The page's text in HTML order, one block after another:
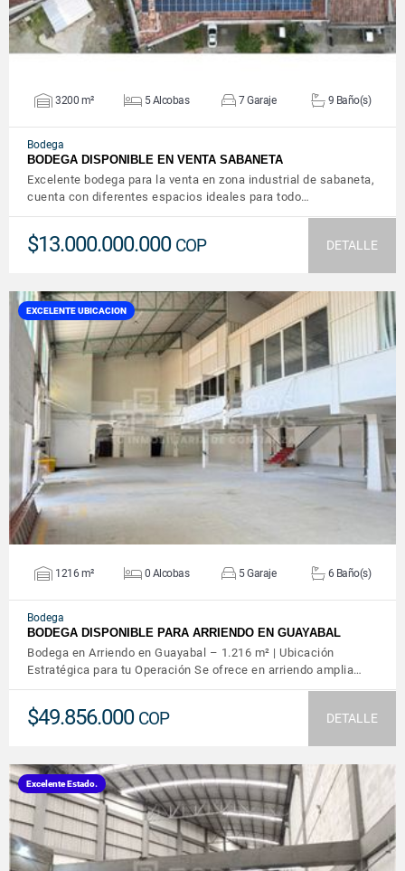
3200 m² 5 Alcobas 7 Garaje 9 Baño(s)
Bodega
BODEGA DISPONIBLE EN VENTA SABANETA
Excelente bodega para la venta en zona industrial de sabaneta,
cuenta con diferentes espacios ideales para todo…
$13.000.000.000 COP DETALLE
EXCELENTE UBICACION
VER DETALLES
1216 m² 0 Alcobas 5 Garaje 6 Baño(s)
Bodega
BODEGA DISPONIBLE PARA ARRIENDO EN GUAYABAL
Bodega en Arriendo en Guayabal – 1.216 m² | Ubicación
Estratégica para tu Operación Se ofrece en arriendo amplia…
$49.856.000 COP DETALLE
Excelente Estado.